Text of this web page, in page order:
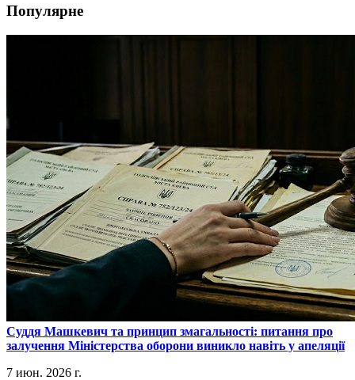
Популярне
​Суддя Машкевич та принцип змагальності: питання про
залучення Міністерства оборони виникло навіть у апеляції
7 июн. 2026 г.